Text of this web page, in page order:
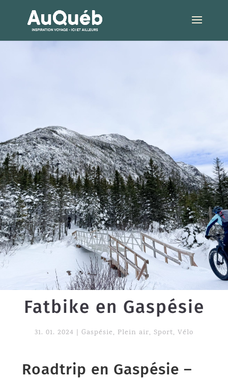
Fatbike en Gaspésie
31. 01. 2024 Gaspésie, Plein air, Sport, Vélo
Roadtrip en Gaspésie –